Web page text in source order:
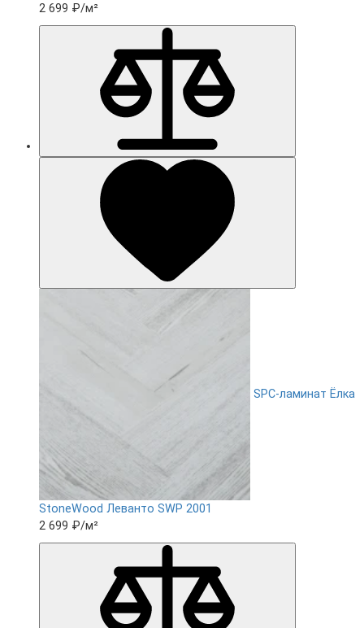
2 699 ₽/м²
SPC-ламинат Ëлка
StoneWood Леванто SWP 2001
2 699 ₽/м²